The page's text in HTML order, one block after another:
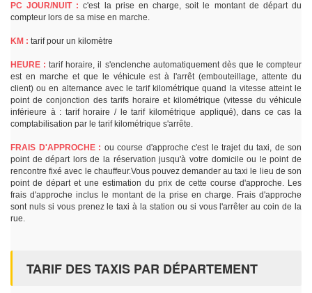
PC JOUR/NUIT : c'est la prise en charge, soit le montant de départ du
compteur lors de sa mise en marche.
KM : tarif pour un kilomètre
HEURE : tarif horaire, il s'enclenche automatiquement dès que le compteur
est en marche et que le véhicule est à l'arrêt (embouteillage, attente du
client) ou en alternance avec le tarif kilométrique quand la vitesse atteint le
point de conjonction des tarifs horaire et kilométrique (vitesse du véhicule
inférieure à : tarif horaire / le tarif kilométrique appliqué), dans ce cas la
comptabilisation par le tarif kilométrique s'arrête.
FRAIS D'APPROCHE : ou course d'approche c'est le trajet du taxi, de son
point de départ lors de la réservation jusqu'à votre domicile ou le point de
rencontre fixé avec le chauffeur.Vous pouvez demander au taxi le lieu de son
point de départ et une estimation du prix de cette course d'approche. Les
frais d'approche inclus le montant de la prise en charge. Frais d'approche
sont nuls si vous prenez le taxi à la station ou si vous l'arrêter au coin de la
rue.
TARIF DES TAXIS PAR DÉPARTEMENT